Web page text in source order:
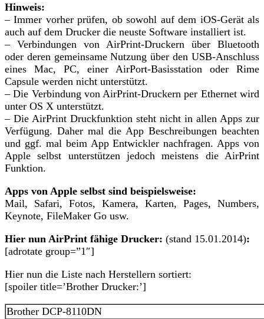
Hinweis:
– Immer vorher prüfen, ob sowohl auf dem iOS-Gerät als
auch auf dem Drucker die neuste Software installiert ist.
– Verbindungen von AirPrint-Druckern über Bluetooth
oder deren gemeinsame Nutzung über den USB-Anschluss
eines Mac, PC, einer AirPort-Basisstation oder Rime
Capsule werden nicht unterstützt.
– Die Verbindung von AirPrint-Druckern per Ethernet wird
unter OS X unterstützt.
– Die AirPrint Druckfunktion steht nicht in allen Apps zur
Verfügung. Daher mal die App Beschreibungen beachten
und ggf. mal beim App Entwickler nachfragen. Apps von
Apple selbst unterstützen jedoch meistens die AirPrint
Funktion.
Apps von Apple selbst sind beispielsweise:
Mail, Safari, Fotos, Kamera, Karten, Pages, Numbers,
Keynote, FileMaker Go usw.
Hier nun AirPrint fähige Drucker: (stand 15.01.2014):
[adrotate group=”1″]
Hier nun die Liste nach Herstellern sortiert:
[spoiler title=’Brother Drucker:’]
Brother DCP-8110DN